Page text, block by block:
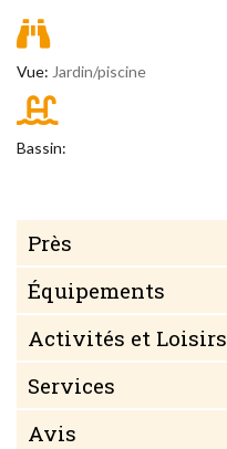
Vue: Jardin/piscine
Bassin:
Près
Équipements
Activités et Loisirs
Services
Avis